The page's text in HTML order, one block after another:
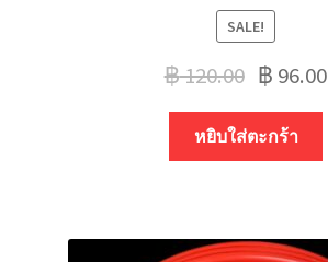
SALE!
฿120.00 ฿ 96.00
หยิบใส่ตะกร้า